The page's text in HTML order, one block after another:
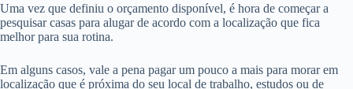
Uma vez que definiu o orçamento disponível, é hora de começar a
pesquisar casas para alugar de acordo com a localização que fica
melhor para sua rotina.
Em alguns casos, vale a pena pagar um pouco a mais para morar em
localização que é próxima do seu local de trabalho, estudos ou de